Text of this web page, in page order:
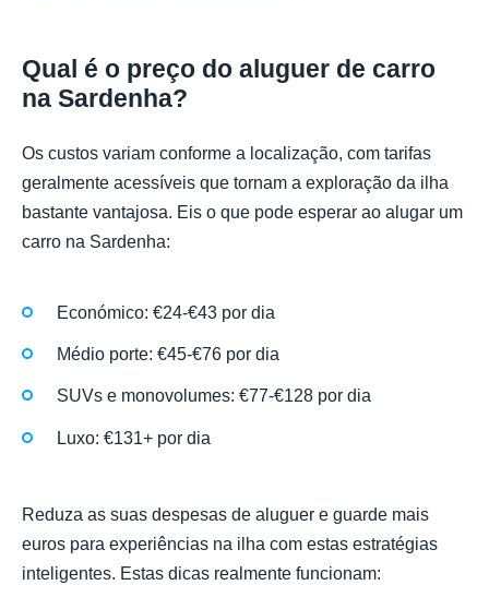
Qual é o preço do aluguer de carro
na Sardenha?
Os custos variam conforme a localização, com tarifas
geralmente acessíveis que tornam a exploração da ilha
bastante vantajosa. Eis o que pode esperar ao alugar um
carro na Sardenha:
Económico: €24-€43 por dia
Médio porte: €45-€76 por dia
SUVs e monovolumes: €77-€128 por dia
Luxo: €131+ por dia
Reduza as suas despesas de aluguer e guarde mais
euros para experiências na ilha com estas estratégias
inteligentes. Estas dicas realmente funcionam: